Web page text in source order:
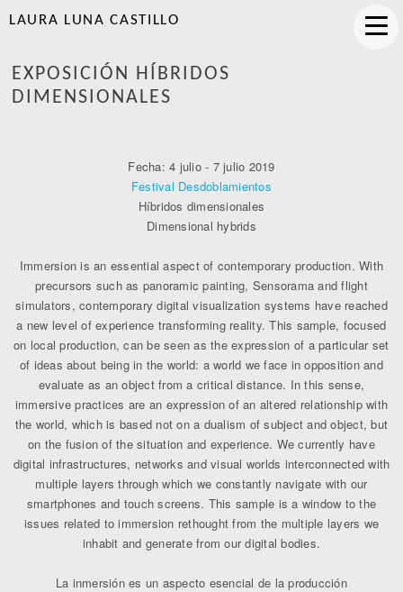
LAURA LUNA CASTILLO
EXPOSICIÓN HÍBRIDOS
DIMENSIONALES
Fecha: 4 julio - 7 julio 2019
Festival Desdoblamientos
Híbridos dimensionales
Dimensional hybrids
Immersion is an essential aspect of contemporary production. With
precursors such as panoramic painting, Sensorama and flight
simulators, contemporary digital visualization systems have reached
a new level of experience transforming reality. This sample, focused
on local production, can be seen as the expression of a particular set
of ideas about being in the world: a world we face in opposition and
evaluate as an object from a critical distance. In this sense,
immersive practices are an expression of an altered relationship with
the world, which is based not on a dualism of subject and object, but
on the fusion of the situation and experience. We currently have
digital infrastructures, networks and visual worlds interconnected with
multiple layers through which we constantly navigate with our
smartphones and touch screens. This sample is a window to the
issues related to immersion rethought from the multiple layers we
inhabit and generate from our digital bodies.
La inmersión es un aspecto esencial de la producción